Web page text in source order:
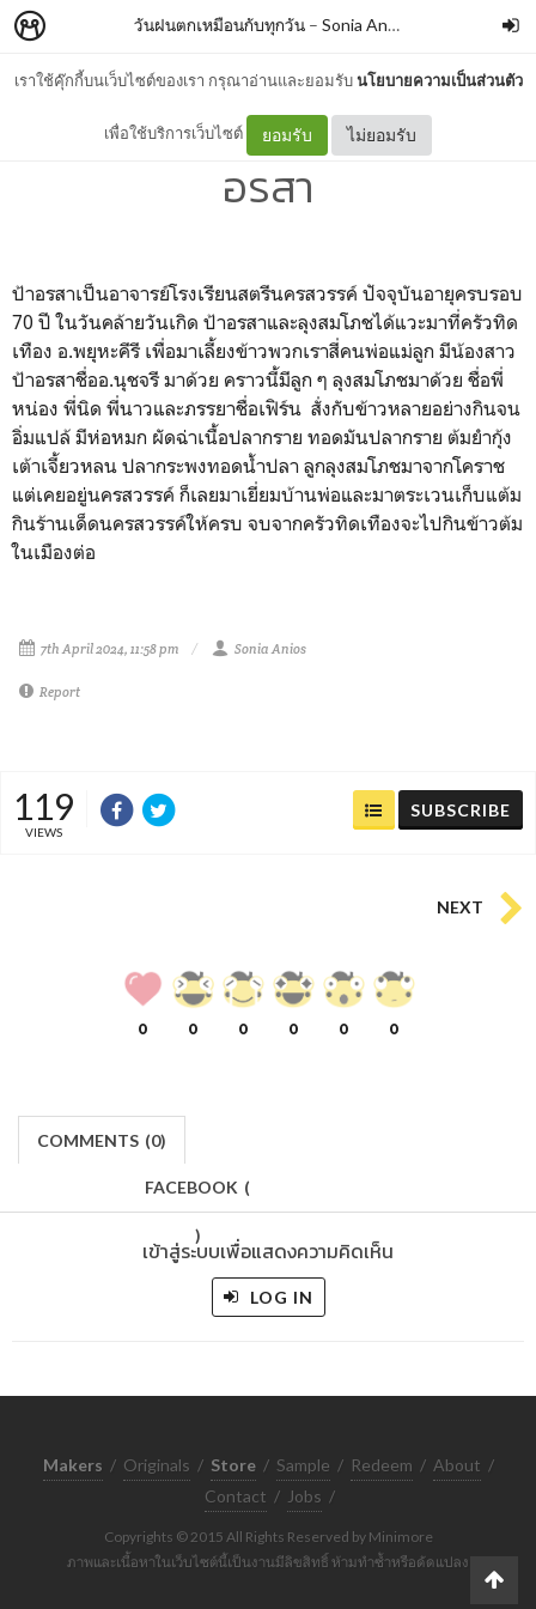
เราใช้คุ๊กกี้บนเว็บไซต์ของเรา กรุณาอ่านและยอมรับนโยบายความเป็นส่วนตัว
เพื่อใช้บริการเว็บไซต์ ยอมรับ ไม่ยอมรับ
วันฝนตกเหมือนกับทุกวัน – Sonia Anios
7 เมษายน 2567 เป็นวันเกิดป้า
อรสา
ป้าอรสาเป็นอาจารย์โรงเรียนสตรีนครสวรรค์ ปัจจุบันอายุครบรอบ
70 ปี ในวันคล้ายวันเกิด ป้าอรสาและลุงสมโภชได้แวะมาที่ครัวทิด
เทือง อ.พยุหะคีรี เพื่อมาเลี้ยงข้าวพวกเราสี่คนพ่อแม่ลูก มีน้องสาว
ป้าอรสาชื่ออ.นุชจรี มาด้วย คราวนี้มีลูก ๆ ลุงสมโภชมาด้วย ชื่อพี่
หน่อง พี่นิด พี่นาวและภรรยาชื่อเฟิร์น สั่งกับข้าวหลายอย่างกินจน
อิ่มแปล้ มีห่อหมก ผัดฉ่าเนื้อปลากราย ทอดมันปลากราย ต้มยำกุ้ง
เต้าเจี้ยวหลน ปลากระพงทอดน้ำปลา ลูกลุงสมโภชมาจากโคราช
แต่เคยอยู่นครสวรรค์ ก็เลยมาเยี่ยมบ้านพ่อและมาตระเวนเก็บแต้ม
กินร้านเด็ดนครสวรรค์ให้ครบ จบจากครัวทิดเทืองจะไปกินข้าวต้ม
ในเมืองต่อ
7th April 2024, 11:58 pm Sonia Anios
Report
119
VIEWS
SUBSCRIBE
NEXT
0 0 0 0 0 0
COMMENTS (0)
FACEBOOK (
)
เข้าสู่ระบบเพื่อแสดงความคิดเห็น
LOG IN
Makers / Originals / Store / Sample / Redeem / About /
Contact / Jobs /
Copyrights © 2015 All Rights Reserved by Minimore
ภาพและเนื้อหาในเว็บไซต์นี้เป็นงานมีลิขสิทธิ์ ห้ามทำซ้ำหรือดัดแปลง